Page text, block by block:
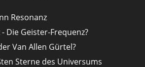
Resonanz
- Die Geister-Frequenz?
Van Allen Gürtel?
Sterne des Universums